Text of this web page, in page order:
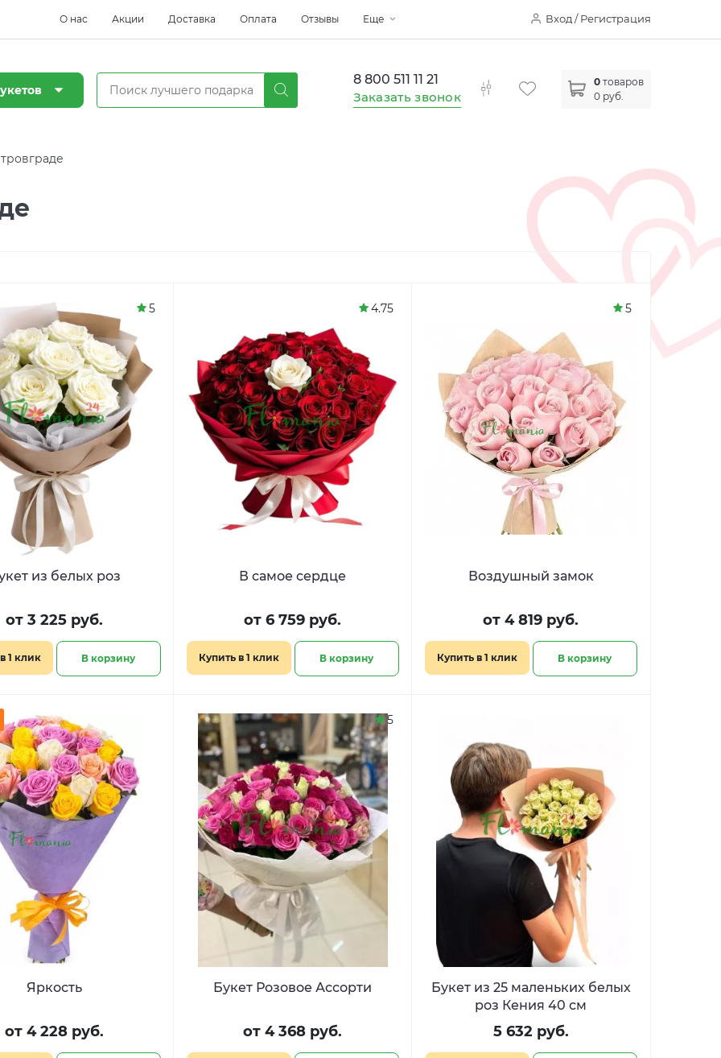
Вход / Регистрация
О нас Акции Доставка Оплата Отзывы Еще
0 товаров
0 руб.
8 800 511 11 21
Заказать звонок
из белых роз
от 3 225 руб.
1 клик В корзину
5
В самое сердце
от 6 759 руб.
Купить в 1 клик В корзину
4.75
Воздушный замок
от 4 819 руб.
Купить в 1 клик В корзину
5
Яркость
от 4 228 руб.
Букет Розовое Ассорти
от 4 368 руб.
5
Букет из 25 маленьких белых
роз Кения 40 см
5 632 руб.